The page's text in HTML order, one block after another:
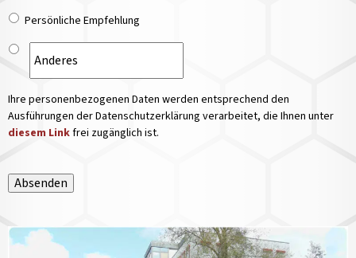
Persönliche Empfehlung
Ihre personenbezogenen Daten werden entsprechend den
Ausführungen der Datenschutzerklärung verarbeitet, die Ihnen unter
diesem Linkfrei zugänglich ist.
Absenden